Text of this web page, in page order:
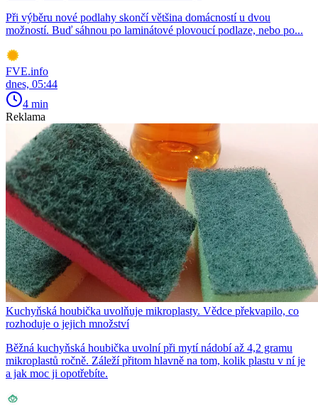
Při výběru nové podlahy skončí většina domácností u dvou
možností. Buď sáhnou po laminátové plovoucí podlaze, nebo po...
FVE.info
dnes, 05:44
4 min
Reklama
Kuchyňská houbička uvolňuje mikroplasty. Vědce překvapilo, co
rozhoduje o jejich množství
Běžná kuchyňská houbička uvolní při mytí nádobí až 4,2 gramu
mikroplastů ročně. Záleží přitom hlavně na tom, kolik plastu v ní je
a jak moc ji opotřebíte.